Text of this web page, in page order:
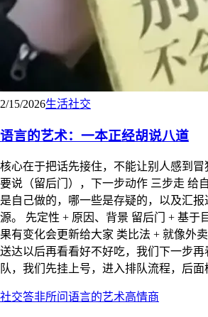
2/15/2026生活社交
语言的艺术：一本正经胡说八道
核心在于把话先接住，不能让别人感到
要说（留后门），下一步动作 三步走 给
是自己做的，哪一些是存疑的，以及汇
源。 先定性 + 原因、背景 留后门 + 基于
果有变化会更新给大家 类比法 + 就像外
送达以后再看看好不好吃，我们下一步
队，我们先挂上号，进入排队流程，后面
社交答非所问语言的艺术高情商